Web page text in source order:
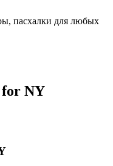
пасхалки для любых
NY